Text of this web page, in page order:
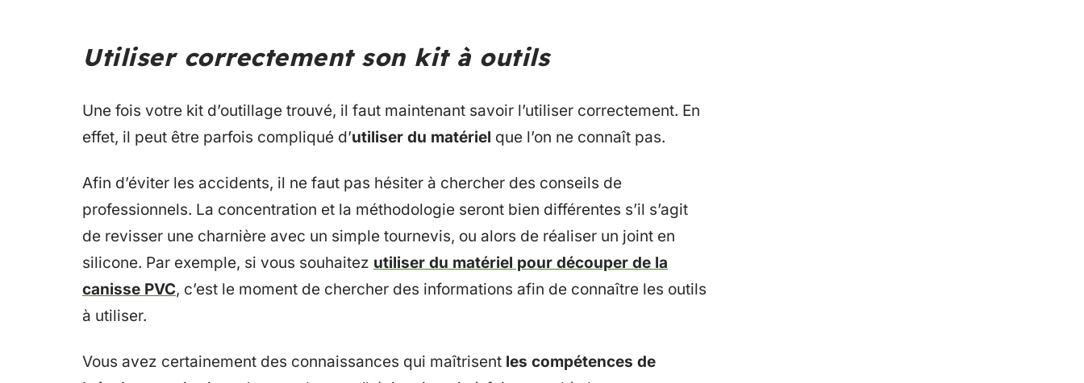
Utiliser correctement son kit à outils
Une fois votre kit d’outillage trouvé, il faut maintenant savoir l’utiliser correctement. En
effet, il peut être parfois compliqué d’utiliser du matériel que l’on ne connaît pas.
Afin d’éviter les accidents, il ne faut pas hésiter à chercher des conseils de
professionnels. La concentration et la méthodologie seront bien différentes s’il s’agit
de revisser une charnière avec un simple tournevis, ou alors de réaliser un joint en
silicone. Par exemple, si vous souhaitez utiliser du matériel pour découper de la
canisse PVC, c’est le moment de chercher des informations afin de connaître les outils
à utiliser.
Vous avez certainement des connaissances qui maîtrisent les compétences de